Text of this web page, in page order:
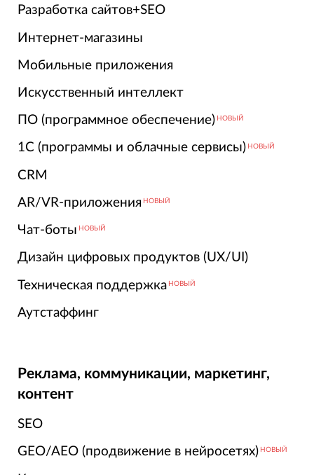
Разработка сайтов+SEO
Интернет-магазины
Мобильные приложения
Искусственный интеллект
ПО (программное обеспечение) НОВЫЙ
1С (программы и облачные сервисы) НОВЫЙ
CRM
AR/VR-приложения НОВЫЙ
Чат-боты НОВЫЙ
Дизайн цифровых продуктов (UX/UI)
Техническая поддержка НОВЫЙ
Аутстаффинг
Реклама, коммуникации, маркетинг,
контент
SEO
GEO/AEO (продвижение в нейросетях) НОВЫЙ